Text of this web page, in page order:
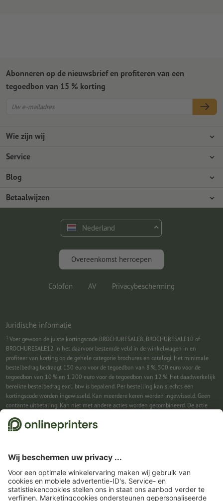
Wie zijn wij
Ondernemingen
Milieubescherming
Service
Betaalwijzen
Verzending
Premium programma
Blog
Photoshop-tutorials
Gratis lettertypes en fonts
Marketing en insights
Betaalwijzen
Abonneren op de nieuwsbrief en profiteren van een
tegoedbon van 15 % korting
Nederland
Overeenkomst herroepen
Colofon AV Privacybescherming
Juridische informatie
1 Voer gewoon de juiste kortingscode BROCHURESALE8, BROCHURESALE10 of
BROCHURESALE12 in het daarvoor bestemde veld in de winkelwagen in en
profiteer van korting op de gehele categorie brochures en catalogi. Het minimale
bestelbedrag bedraagt 150 euro voor de tegoedbon van 8 %, 500 euro voor de
tegoedbon van 10 % en 1.200 euro voor de tegoedbon van 12 %. Het daadwerkelijk
bereikte bestelbedrag excl. btw is bepalend. Per bestelling kan slechts één
kortingscode worden ingewisseld. Kan meerdere keren worden ingewisseld. Geen
contante uitbetaling. Kan niet met andere acties worden gecombineerd. De actie
2Je ontvangst eerst een e-mail waarin je de aanmelding voor de nieuwsbrief
ingewisseld. Geen minimumbestelwaarde. Maximale hoogte van de korting: € 150
van de bestelwaarde (netto). Geen contante uitbetaling. Kan niet worden
gecombineerd met andere acties of kortingscodes.De tegoedbon is na ontvangst
zes weken geldig.